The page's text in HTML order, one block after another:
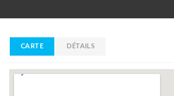
CARTE DÉTAILS